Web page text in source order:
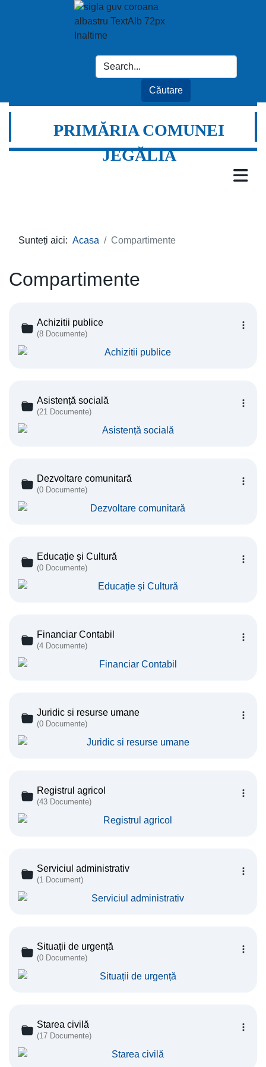
PRIMĂRIA COMUNEI
JEGĂLIA
Sunteți aici: Acasa Compartimente
Compartimente
Achizitii publice
(8 Documente)
Asistență socială
(21 Documente)
Dezvoltare comunitară
(0 Documente)
Educație și Cultură
(0 Documente)
Financiar Contabil
(4 Documente)
Juridic si resurse umane
(0 Documente)
Registrul agricol
(43 Documente)
Serviciul administrativ
(1 Document)
Situații de urgență
(0 Documente)
Starea civilă
(17 Documente)